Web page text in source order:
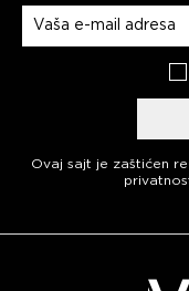
Ovaj sajt je zaštićen